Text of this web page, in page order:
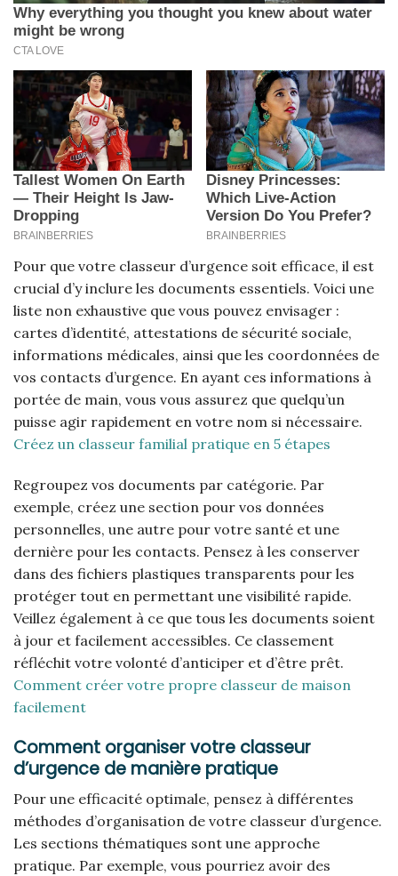
Pour que votre classeur d’urgence soit efficace, il est
crucial d’y inclure les documents essentiels. Voici une
liste non exhaustive que vous pouvez envisager :
cartes d’identité, attestations de sécurité sociale,
informations médicales, ainsi que les coordonnées de
vos contacts d’urgence. En ayant ces informations à
portée de main, vous vous assurez que quelqu’un
puisse agir rapidement en votre nom si nécessaire.
Créez un classeur familial pratique en 5 étapes
Regroupez vos documents par catégorie. Par
exemple, créez une section pour vos données
personnelles, une autre pour votre santé et une
dernière pour les contacts. Pensez à les conserver
dans des fichiers plastiques transparents pour les
protéger tout en permettant une visibilité rapide.
Veillez également à ce que tous les documents soient
à jour et facilement accessibles. Ce classement
réfléchit votre volonté d’anticiper et d’être prêt.
Comment créer votre propre classeur de maison
facilement
Comment organiser votre classeur
d’urgence de manière pratique
Pour une efficacité optimale, pensez à différentes
méthodes d’organisation de votre classeur d’urgence.
Les sections thématiques sont une approche
pratique. Par exemple, vous pourriez avoir des